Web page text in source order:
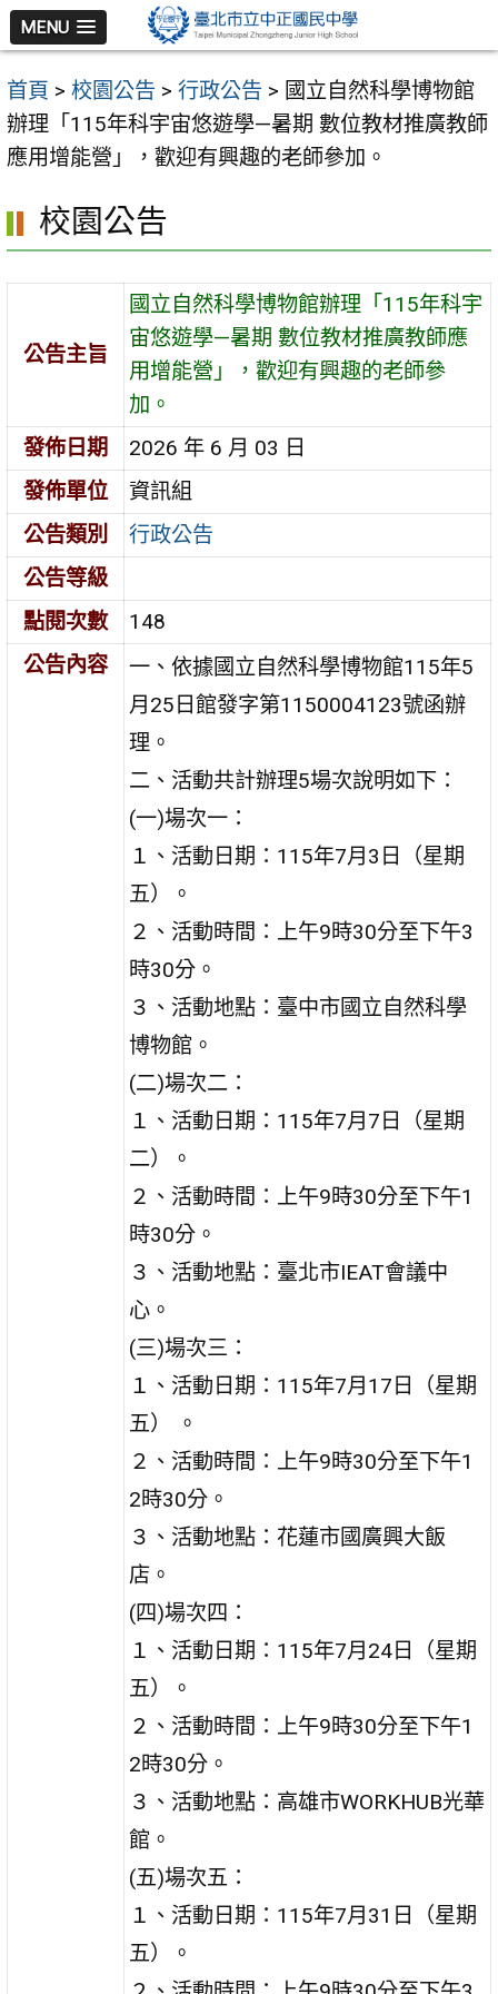
跳
至
主
要
內
區
MENU
首頁 > 校園公告 > 行政公告 > 國立自然科學博物館
辦理「115年科宇宙悠遊學—暑期 數位教材推廣教師
應用增能營」，歡迎有興趣的老師參加。
校園公告
公告主旨
國立自然科學博物館辦理「115年科宇
宙悠遊學—暑期 數位教材推廣教師應
用增能營」，歡迎有興趣的老師參
加。
發佈日期
2026 年 6 月 03 日
發佈單位
資訊組
公告類別
行政公告
公告等級
點閱次數
148
公告內容
一、依據國立自然科學博物館115年5
月25日館發字第1150004123號函辦
理。
二、活動共計辦理5場次說明如下：
(一)場次一：
１、活動日期：115年7月3日（星期
五）。
２、活動時間：上午9時30分至下午3
時30分。
３、活動地點：臺中市國立自然科學
博物館。
(二)場次二：
１、活動日期：115年7月7日（星期
二）。
２、活動時間：上午9時30分至下午1
時30分。
３、活動地點：臺北市IEAT會議中
心。
(三)場次三：
１、活動日期：115年7月17日（星期
五） 。
２、活動時間：上午9時30分至下午1
2時30分。
３、活動地點：花蓮市國廣興大飯
店。
(四)場次四：
１、活動日期：115年7月24日（星期
五）。
２、活動時間：上午9時30分至下午1
2時30分。
３、活動地點：高雄市WORKHUB光華
館。
(五)場次五：
１、活動日期：115年7月31日（星期
五）。